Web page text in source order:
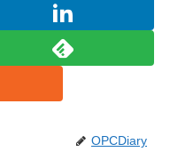
OPCDiary